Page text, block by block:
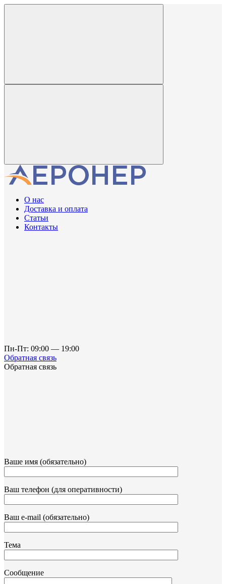
О нас
Доставка и оплата
Статьи
Контакты
Пн-Пт: 09:00 — 19:00
Обратная связь
Обратная связь
Ваше имя (обязательно)
Ваш телефон (для оперативности)
Ваш e-mail (обязательно)
Тема
Сообщение